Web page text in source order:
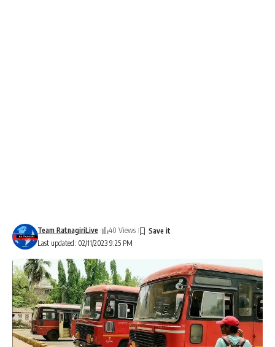
Last updated: 02/11/2023 9:25 PM
Team RatnagiriLive 40 Views